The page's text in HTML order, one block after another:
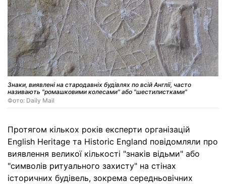
Знаки, виявлені на стародавніх будівлях по всій Англії, часто
називають "ромашковими колесами" або "шестилистками"
Фото: Daily Mail
Протягом кількох років експерти організацій
English Heritage та Historic England повідомляли про
виявлення великої кількості "знаків відьми" або
"символів ритуального захисту" на стінах
історичних будівель, зокрема середньовічних